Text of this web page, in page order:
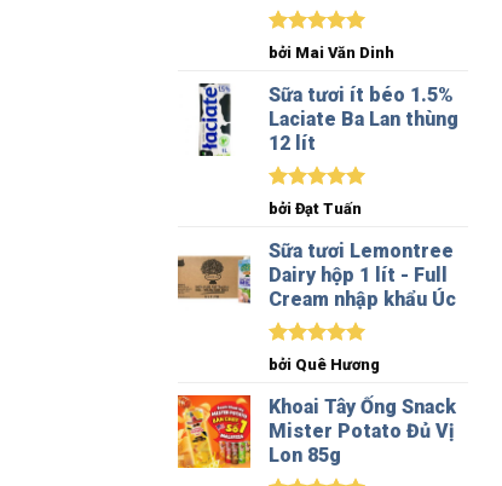
Được xếp
sao
bởi Mai Văn Dinh
Sữa tươi ít béo 1.5%
Laciate Ba Lan thùng
12 lít
Được xếp
hạng
sao
bởi Đạt Tuấn
Sữa tươi Lemontree
Dairy hộp 1 lít - Full
Cream nhập khẩu Úc
Được xếp
hạng
sao
bởi Quê Hương
Khoai Tây Ống Snack
Mister Potato Đủ Vị
Lon 85g